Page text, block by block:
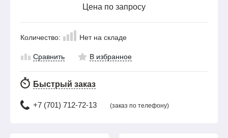
Цена по запросу
Количество: Нет на складе
Сравнить В избранное
Быстрый заказ
+7 (701) 712-72-13 (заказ по телефону)